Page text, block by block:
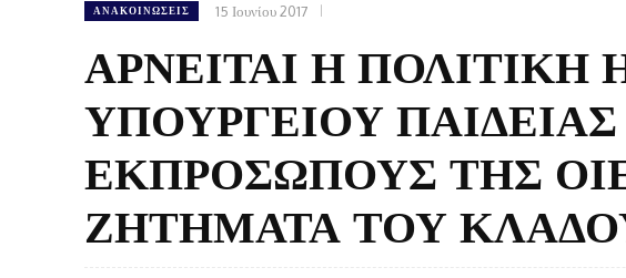
ΑΝΑΚΟΙΝΏΣΕΙΣ 15 Ιουνίου 2017
ΑΡΝΕΙΤΑΙ Η ΠΟΛΙΤΙΚΗ
ΥΠΟΥΡΓΕΙΟΥ
ΕΚΠΡΟΣΩΠΟΥΣ ΤΗΣ
ΖΗΤΗΜΑΤΑ ΤΟΥ